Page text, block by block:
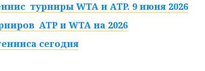
турниры WTA и ATP. 9 июня 2026
ATP и WTA на 2026
сегодня